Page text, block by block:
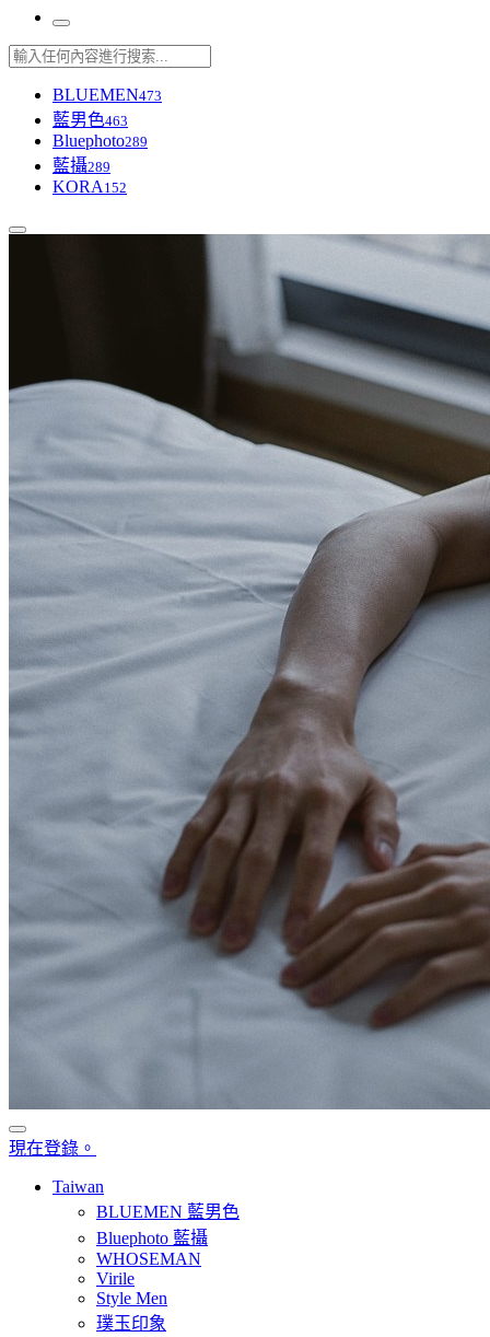
BLUEMEN473
藍男色463
Bluephoto289
藍攝289
KORA 152
現在登錄。
Taiwan
BLUEMEN 藍男色
Bluephoto 藍攝
WHOSEMAN
Virile
Style Men
璞玉印象